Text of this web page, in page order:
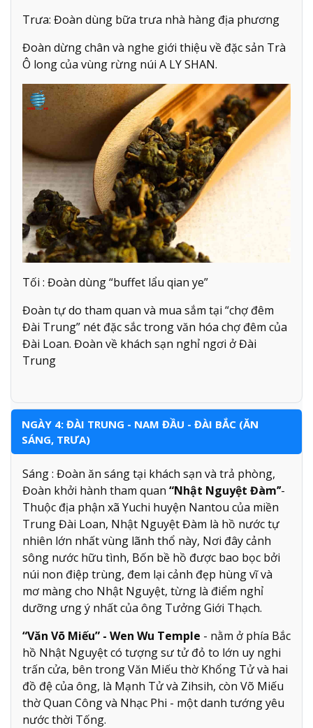
Trưa: Đoàn dùng bữa trưa nhà hàng địa phương
Đoàn dừng chân và nghe giới thiệu về đặc sản Trà
Ô long của vùng rừng núi A LY SHAN.
Tối : Đoàn dùng “buffet lẩu qian ye”
Đoàn tự do tham quan và mua sắm tại “chợ đêm
Đài Trung” nét đặc sắc trong văn hóa chợ đêm của
Đài Loan. Đoàn về khách sạn nghỉ ngơi ở Đài
Trung
NGÀY 4: ĐÀI TRUNG - NAM ĐẦU - ĐÀI BẮC (ĂN
SÁNG, TRƯA)
Sáng : Đoàn ăn sáng tại khách sạn và trả phòng,
Đoàn khởi hành tham quan “Nhật Nguyệt Đàm’’-
Thuộc địa phận xã Yuchi huyện Nantou của miền
Trung Đài Loan, Nhật Nguyệt Đàm là hồ nước tự
nhiên lớn nhất vùng lãnh thổ này, Nơi đây cảnh
sông nước hữu tình, Bốn bề hồ được bao bọc bởi
núi non điệp trùng, đem lại cảnh đẹp hùng vĩ và
mơ màng cho Nhật Nguyệt, từng là điểm nghỉ
dưỡng ưng ý nhất của ông Tưởng Giới Thạch.
“Văn Võ Miếu” - Wen Wu Temple - nằm ở phía Bắc
hồ Nhật Nguyệt có tượng sư tử đỏ to lớn uy nghi
trấn cửa, bên trong Văn Miếu thờ Khổng Tử và hai
đồ đệ của ông, là Mạnh Tử và Zihsih, còn Võ Miếu
thờ Quan Công và Nhạc Phi - một danh tướng yêu
nước thời Tống.